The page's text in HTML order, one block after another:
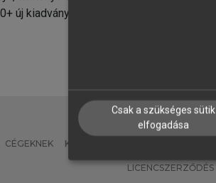
új kiadvány.
CÉGEKNEK KÖNYVTÁROSOKNAK
LICENCSZERZŐDÉS
Csak a szükséges sütik
elfogadása